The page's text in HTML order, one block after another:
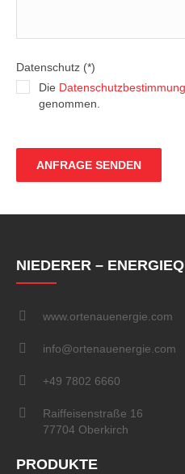
Datenschutz (*)
Die
genommen.
NIEDERER –
www.ortenauenergie.com
info@ortenauenergie.com
+49 7802 6660
Raiffeisenstraße 16
77704 Oberkirch
PRODUKTE